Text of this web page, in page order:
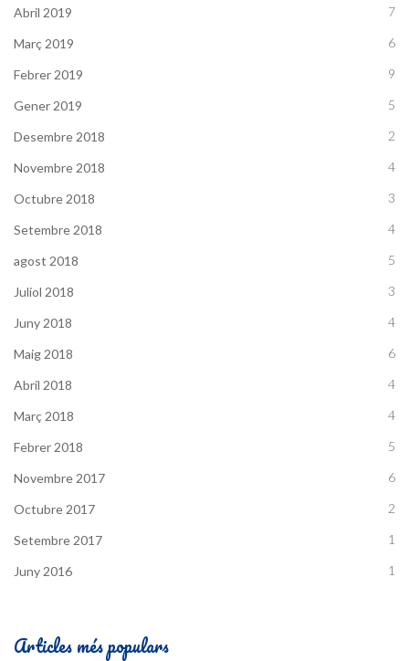
Abril 2019 7
Març 2019 6
Febrer 2019 9
Gener 2019 5
Desembre 2018 2
Novembre 2018 4
Octubre 2018 3
Setembre 2018 4
agost 2018 5
Juliol 2018 3
Juny 2018 4
Maig 2018 6
Abril 2018 4
Març 2018 4
Febrer 2018 5
Novembre 2017 6
Octubre 2017 2
Setembre 2017 1
Juny 2016 1
Articles més populars